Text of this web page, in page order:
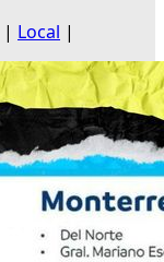
| Local |